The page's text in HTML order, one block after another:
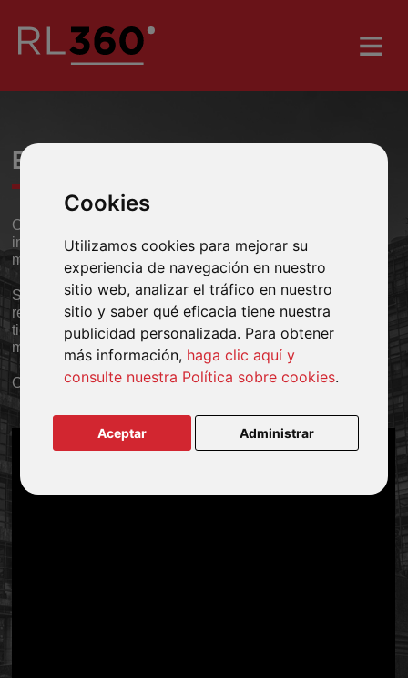
Cookies
Utilizamos cookies para mejorar su
experiencia de navegación en nuestro
sitio web, analizar el tráfico en nuestro
sitio y saber qué eficacia tiene nuestra
publicidad personalizada. Para obtener
más información, haga clic aquí y
consulte nuestra Política sobre cookies.
Aceptar Administrar
BIENVENIDO A RL360
Ofrecemos productos de ahorro, inversión y protección a
inverso res nacionales expatriados y locales en todo el
mundo
Si decide invertir su dinero con nosotros, sabrá que ha
realizado la mejor elección. Formamos parte de IFGL, que
tiene activos bajo administración por valor de USD 31.000
millones de más de 212.000 clientes en todo el mundo.
Consulte más información aquí